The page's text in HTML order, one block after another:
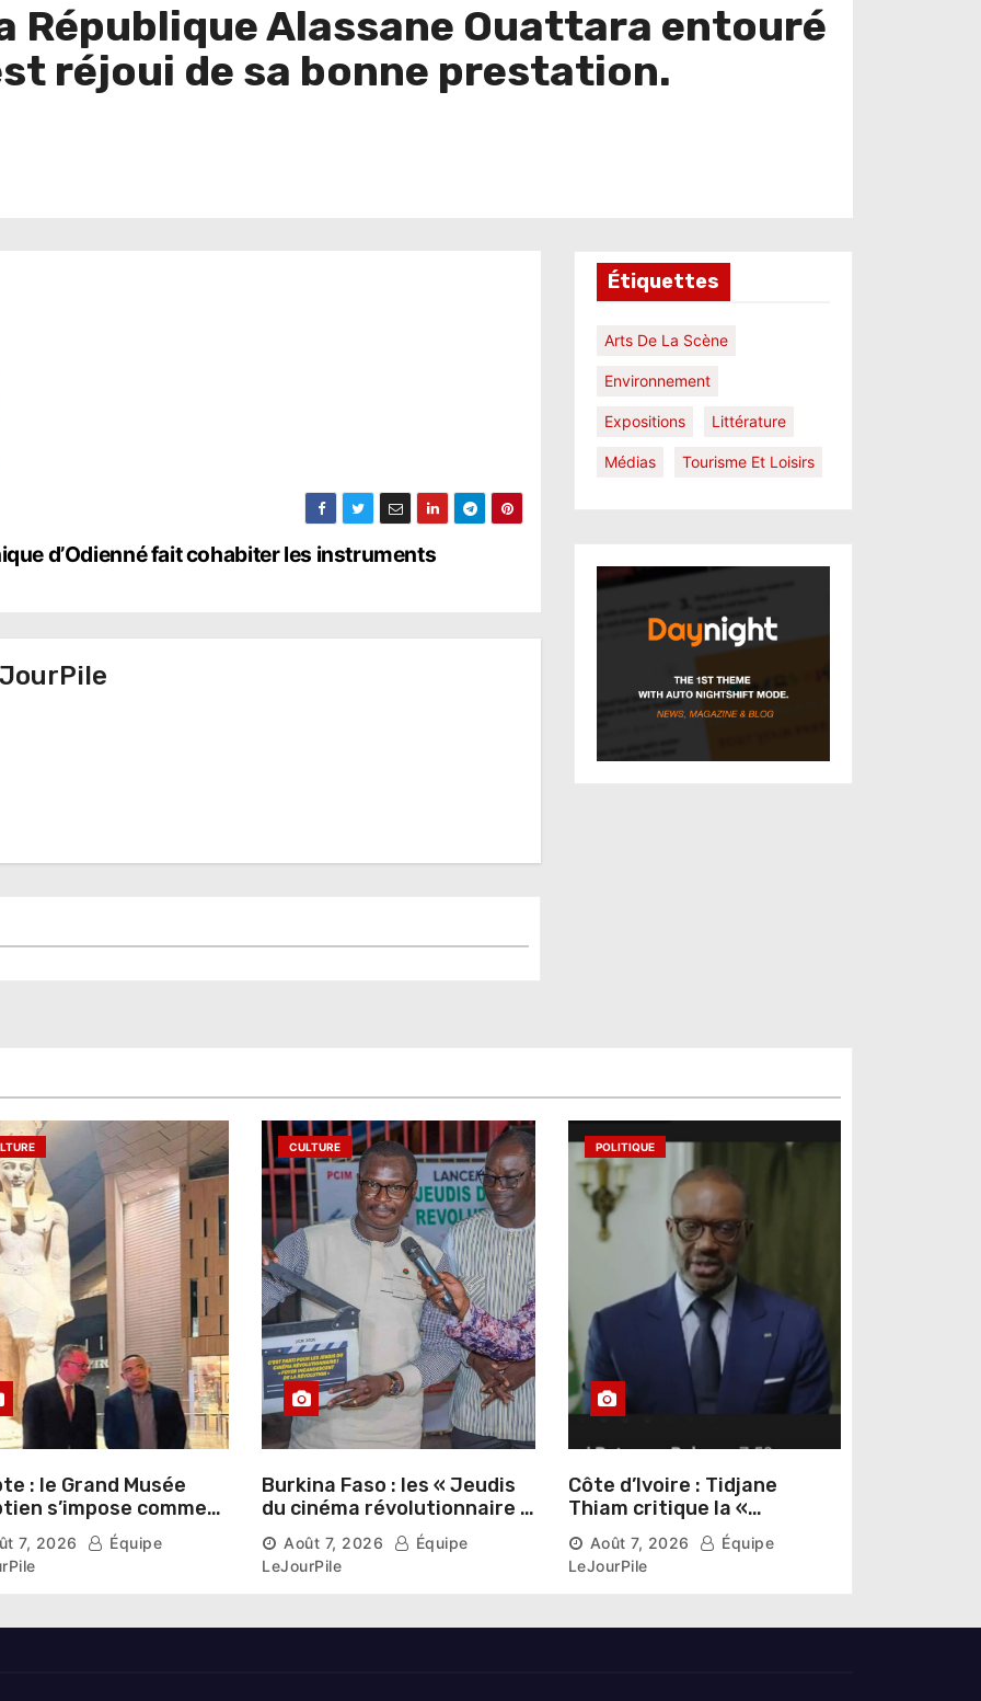
République Alassane Ouattara entouré
réjoui de sa bonne prestation.
d’Odienné fait cohabiter les instruments
Étiquettes
Arts De La Scène
Environnement
Expositions Littérature
Médias Tourisme Et Loisirs
: le Grand Musée
s’impose comme
du patrimoine
auprès des
étrangers
7, 2026
Équipe
CULTURE
Burkina Faso : les « Jeudis
du cinéma révolutionnaire »
lancés au Mémorial Thomas
Sankara
Août 7, 2026
Équipe
LeJourPile
POLITIQUE
Côte d’Ivoire : Tidjane
Thiam critique la «
judiciarisation » de la
politique et appelle à
poursuivre l’apaisement
Août 7, 2026
Équipe
LeJourPile